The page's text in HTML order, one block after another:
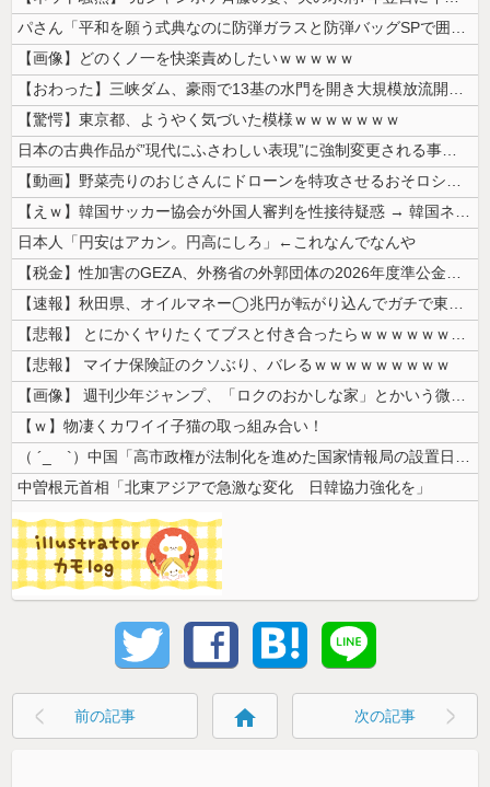
パさん「平和を願う式典なのに防弾ガラスと防弾バッグSPで囲まれた壇上で...
【画像】どのくノ一を快楽責めしたいｗｗｗｗｗ
【おわった】三峡ダム、豪雨で13基の水門を開き大規模放流開始か 下流の...
【驚愕】東京都、ようやく気づいた模様ｗｗｗｗｗｗｗ
日本の古典作品が”現代にふさわしい表現”に強制変更される事態が進行中、...
【動画】野菜売りのおじさんにドローンを特攻させるおそロシア。
【えｗ】韓国サッカー協会が外国人審判を性接待疑惑 → 韓国ネットに動揺...
日本人「円安はアカン。円高にしろ」←これなんでなんや
【税金】性加害のGEZA、外務省の外郭団体の2026年度準公金事業に選...
【速報】秋田県、オイルマネー◯兆円が転がり込んでガチで東北最強へ
【悲報】 とにかくヤりたくてブスと付き合ったらｗｗｗｗｗｗｗｗｗｗｗｗ...
【悲報】 マイナ保険証のクソぶり、バレるｗｗｗｗｗｗｗｗｗ
【画像】 週刊少年ジャンプ、「ロクのおかしな家」とかいう微妙な漫画を巻...
【ｗ】物凄くカワイイ子猫の取っ組み合い！
（ ´_ゝ`）中国「高市政権が法制化を進めた国家情報局の設置日が7月3...
中曽根元首相「北東アジアで急激な変化 日韓協力強化を」
前の記事 home 次の記事